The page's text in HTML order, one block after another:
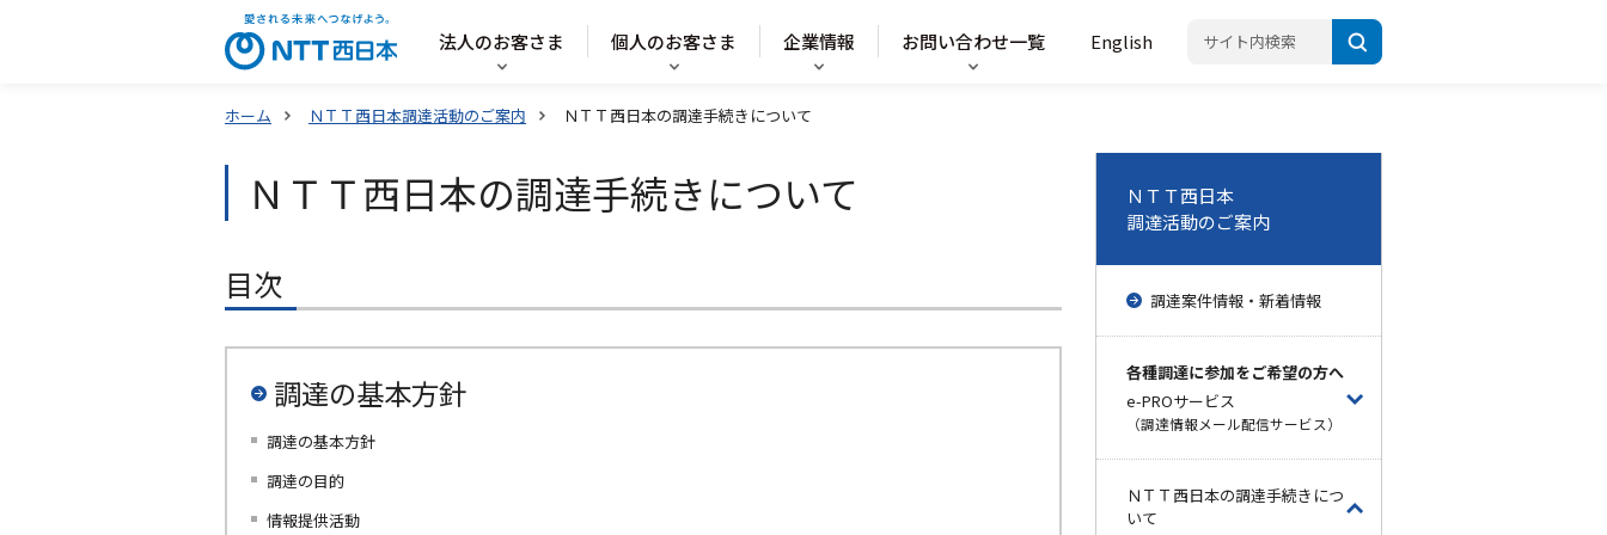
法人のお客さま 個人のお客さま 企業情報 お問い合わせ一覧 English
ホーム ＮＴＴ西日本調達活動のご案内 ＮＴＴ西日本の調達手続きについて
ＮＴＴ西日本の調達手続きについて
目次
調達の基本方針
調達の基本方針
調達の目的
情報提供活動
ＮＴＴ西日本
調達活動のご案内
調達案件情報・新着情報
各種調達に参加をご希望の方へ
e-PROサービス
（調達情報メール配信サービス）
ＮＴＴ西日本の調達手続きにつ
いて